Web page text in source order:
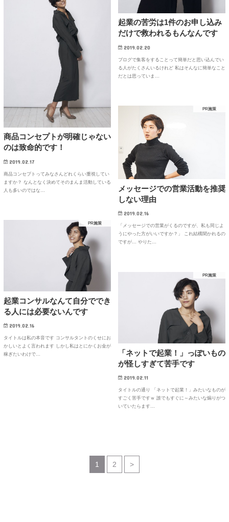
起業の苦労は1件のお申し込み
だけで救われるもんなんです
2019.02.20
ブログで集客をすることって簡単だと思い込んでい
る人がたくさんいるけれど 私はそんなに簡単なこと
だとは思っていま…
商品コンセプトが明確じゃない
のは致命的です！
2019.02.17
商品コンセプトってみなさんどれくらい重視してい
ますか？ なんとなく決めてそのまんま活動している
人も多いのではな…
PR施策
メッセージでの営業活動を推奨
しない理由
2019.02.16
「メッセージでの営業がくるのですが、私も同じよ
うにやった方がいいですか？」 これ結構聞かれるの
ですが… やりた…
PR施策
起業コンサルなんて自分ででき
る人には必要ないんです
2019.02.16
タイトルは私の本音です コンサルタントのくせにお
かしいとよく言われます しかし私はとにかくお金が
稼ぎたいわけで…
PR施策
「ネットで起業！」っぽいもの
が怪しすぎて苦手です
2019.02.11
タイトルの通り 「ネットで起業！」みたいなものが
すごく苦手ですｗ 誰でもすぐに～みたいな煽りがつ
いていたらます…
1 2 >